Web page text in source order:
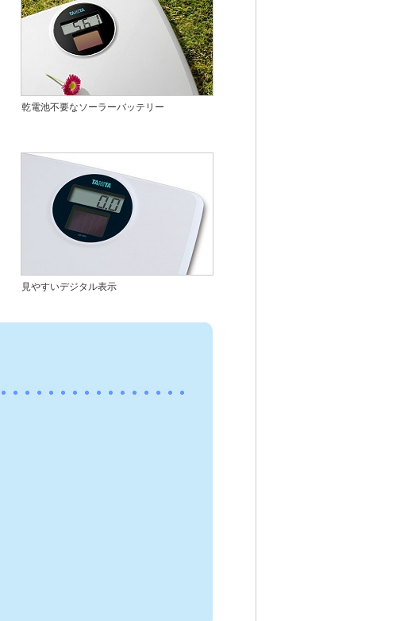
乾電池不要なソーラーバッテリー
見やすいデジタル表示